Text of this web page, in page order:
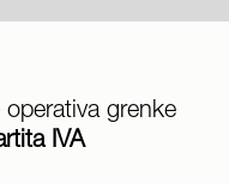
grenke
IVA